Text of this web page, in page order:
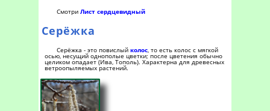
Смотри Лист сердцевидный
Серёжка
Серёжка - это повислый колос , то есть колос с мягкой
осью, несущий однополые цветки; после цветения обычно
целиком опадает (Ива, Тополь). Характерна для древесных
ветроопыляемых растений.